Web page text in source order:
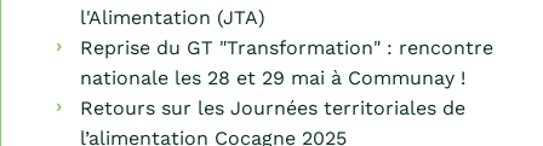
l'Alimentation (JTA)
Reprise du GT "Transformation" : rencontre
nationale les 28 et 29 mai à Communay !
Retours sur les Journées territoriales de
l’alimentation Cocagne 2025